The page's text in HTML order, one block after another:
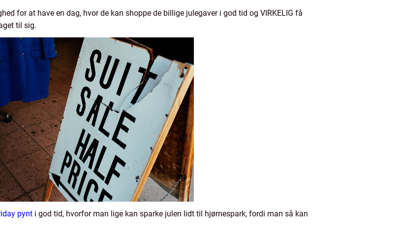
for at have en dag, hvor de kan shoppe de billige julegaver i god tid og VIRKELIG få
til sig.
pynt i god tid, hvorfor man lige kan sparke julen lidt til hjørnespark, fordi man så kan